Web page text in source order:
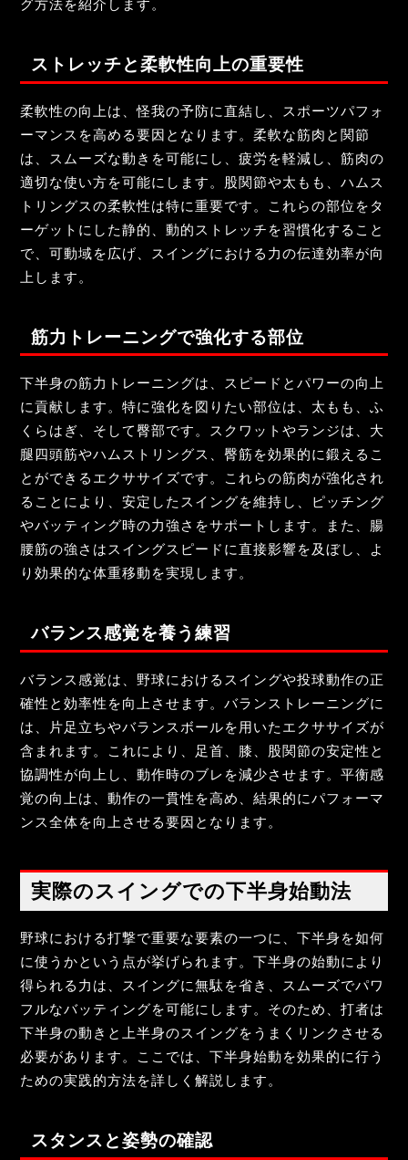
グ方法を紹介します。
ストレッチと柔軟性向上の重要性
柔軟性の向上は、怪我の予防に直結し、スポーツパフォ
ーマンスを高める要因となります。柔軟な筋肉と関節
は、スムーズな動きを可能にし、疲労を軽減し、筋肉の
適切な使い方を可能にします。股関節や太もも、ハムス
トリングスの柔軟性は特に重要です。これらの部位をタ
ーゲットにした静的、動的ストレッチを習慣化すること
で、可動域を広げ、スイングにおける力の伝達効率が向
上します。
筋力トレーニングで強化する部位
下半身の筋力トレーニングは、スピードとパワーの向上
に貢献します。特に強化を図りたい部位は、太もも、ふ
くらはぎ、そして臀部です。スクワットやランジは、大
腿四頭筋やハムストリングス、臀筋を効果的に鍛えるこ
とができるエクササイズです。これらの筋肉が強化され
ることにより、安定したスイングを維持し、ピッチング
やバッティング時の力強さをサポートします。また、腸
腰筋の強さはスイングスピードに直接影響を及ぼし、よ
り効果的な体重移動を実現します。
バランス感覚を養う練習
バランス感覚は、野球におけるスイングや投球動作の正
確性と効率性を向上させます。バランストレーニングに
は、片足立ちやバランスボールを用いたエクササイズが
含まれます。これにより、足首、膝、股関節の安定性と
協調性が向上し、動作時のブレを減少させます。平衡感
覚の向上は、動作の一貫性を高め、結果的にパフォーマ
ンス全体を向上させる要因となります。
実際のスイングでの下半身始動法
野球における打撃で重要な要素の一つに、下半身を如何
に使うかという点が挙げられます。下半身の始動により
得られる力は、スイングに無駄を省き、スムーズでパワ
フルなバッティングを可能にします。そのため、打者は
下半身の動きと上半身のスイングをうまくリンクさせる
必要があります。ここでは、下半身始動を効果的に行う
ための実践的方法を詳しく解説します。
スタンスと姿勢の確認